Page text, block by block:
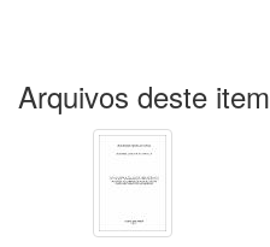
Arquivos deste item